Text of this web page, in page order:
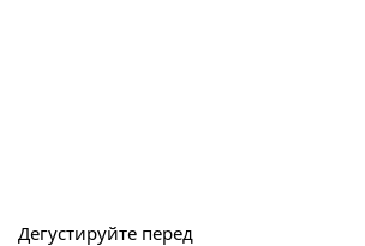
Дегустируйте перед